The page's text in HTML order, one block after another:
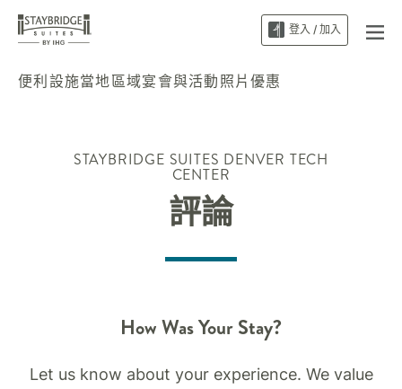
登入 / 加入
便利設施當地區域宴會與活動照片優惠
STAYBRIDGE SUITES DENVER TECH
CENTER
評論
How Was Your Stay?
Let us know about your experience. We value